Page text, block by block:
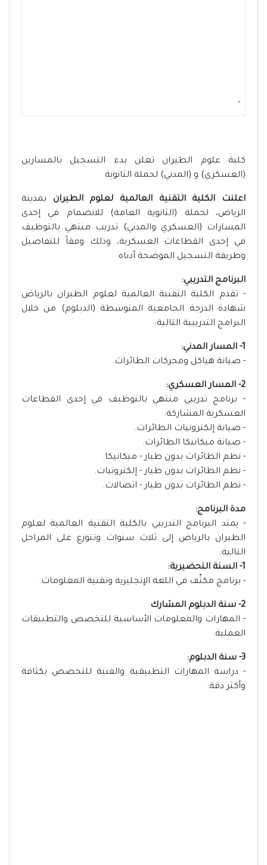
-
كلية علوم الطيران تعلن بدء التسجيل بالمسارين
(العسكري) و (المدني) لحملة الثانوية
اعلنت الكلية التقنية العالمية لعلوم الطيران بمدينة
الرياض، لحملة (الثانوية العامة) للانضمام في إحدى
المسارات (العسكري والمدني) تدريب منتهي بالتوظيف
في إحدى القطاعات العسكرية، وذلك وفقاً للتفاصيل
وطريقة التسجيل الموضحة أدناه.
البرنامج التدريبي:
- تقدم الكلية التقنية العالمية لعلوم الطيران بالرياض
شهادة الدرجة الجامعية المتوسطة (الدبلوم) من خلال
البرامج التدريبية التالية:
1- المسار المدني:
- صيانة هياكل ومحركات الطائرات.
2- المسار العسكري:
- برنامج تدريبي منتهي بالتوظيف في إحدى القطاعات
العسكرية المشاركة:
- صيانة إلكترونيات الطائرات.
- صيانة ميكانيكا الطائرات.
- نظم الطائرات بدون طيار - ميكانيكا.
- نظم الطائرات بدون طيار - إلكترونيات.
- نظم الطائرات بدون طيار - اتصالات.
مدة البرنامج:
- يمتد البرنامج التدريبي بالكلية التقنية العالمية لعلوم
الطيران بالرياض إلى ثلاث سنوات وتتوزع على المراحل
التالية:
1- السنة التحضيرية:
- برنامج مكثّف في اللغة الإنجليزية وتقنية المعلومات.
2- سنة الدبلوم المشارك
- المهارات والمعلومات الأساسية للتخصص والتطبيقات
العملية.
3- سنة الدبلوم:
- دراسة المهارات التطبيقية والفنية للتخصص بكثافة
وأكثر دقة.